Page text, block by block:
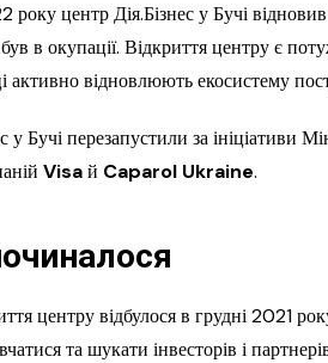
року центр Дія.Бізнес у Бучі
в окупації. Відкриття центру є
активно відновлюють екосистему
у Бучі перезапустили за ініціативи
Visaй Caparol Ukraine.
центру відбулося в грудні 2021
та шукати інвесторів і